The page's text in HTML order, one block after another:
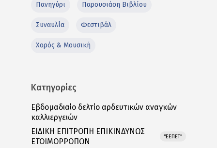
Πανηγύρι Παρουσιάση Βιβλίου
Συναυλία Φεστιβάλ
Χορός & Μουσική
Κατηγορίες
Εβδομαδιαίο δελτίο αρδευτικών αναγκών
καλλιεργειών
ΕΙΔΙΚΗ ΕΠΙΤΡΟΠΗ ΕΠΙΚΙΝΔΥΝΩΣ
ΕΤΟΙΜΟΡΡΟΠΩΝ
“ΕΕΠΕΤ”